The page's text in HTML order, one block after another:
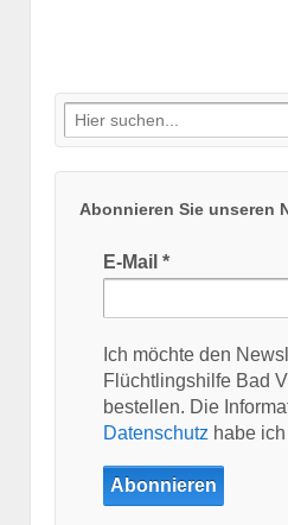
Suche
nach:
Abonnieren Sie unseren
E-Mail *
Ich möchte den
Flüchtlingshilfe Bad
bestellen. Die
Datenschutz habe